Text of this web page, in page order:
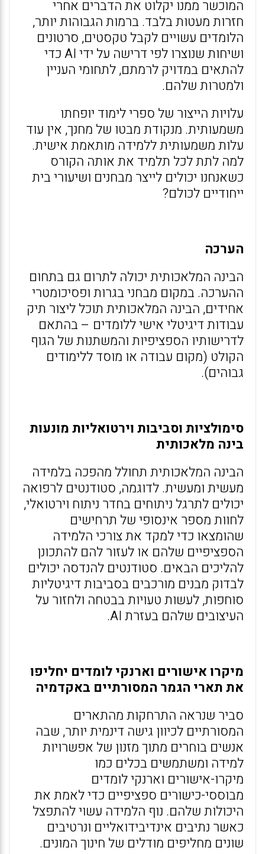
המוכשר ממנו יקלוט את הדברים אחרי
חזרות מעטות בלבד. ברמות הגבוהות יותר,
הלומדים עשויים לקבל טקסטים, סרטונים
ושיחות שנוצרו לפי דרישה על ידי AI כדי
להתאים במדויק לרמתם, לתחומי העניין
ולמטרות שלהם.
עלויות הייצור של ספרי לימוד יופחתו
משמעותית. מנקודת מבטו של מחנך, אין עוד
עלות משמעותית ללמידה מותאמת אישית.
למה לתת לכל תלמיד את אותה הקורס
כשאנחנו יכולים לייצר מבחנים ושיעורי בית
ייחודיים לכולם?
הערכה
הבינה המלאכותית יכולה לתרום גם בתחום
ההערכה. במקום מבחני בגרות ופסיכומטרי
אחידים, הבינה המלאכותית תוכל ליצור תיק
עבודות דיגיטלי אישי ללומדים – בהתאם
לדרישותיו הספציפיות והמשתנות של הגוף
הקולט (מקום עבודה או מוסד ללימודים
גבוהים).
סימולציות וסביבות וירטואליות מונעות
בינה מלאכותית
הבינה המלאכותית תחולל מהפכה בלמידה
מעשית ומעשית. לדוגמה, סטודנטים לרפואה
יכולים לתרגל ניתוחים בחדר ניתוח וירטואלי,
לחוות מספר אינסופי של תרחישים
שהומצאו כדי למקד את צורכי הלמידה
הספציפיים שלהם או לעזור להם להתכונן
להליכים הבאים. סטודנטים להנדסה יכולים
לבדוק מבנים מורכבים בסביבות דיגיטליות
סוחפות, לעשות טעויות בבטחה ולחזור על
העיצובים שלהם בעזרת AI.
מיקרו אישורים וארנקי לומדים יחליפו
את תארי הגמר המסורתיים באקדמיה
סביר שנראה התרחקות מהתארים
המסורתיים לכיוון גישה דינמית יותר, שבה
אנשים בוחרים מתוך מזנון של אפשרויות
למידה ומשתמשים בכלים כמו
מיקרו-אישורים וארנקי לומדים
מבוססי-כישורים ספציפיים כדי לאמת את
היכולות שלהם. נוף הלמידה עשוי להתפצל
כאשר נתיבים אינדיבידואליים ונרטיבים
שונים מחליפים מודלים של חינוך המונים.